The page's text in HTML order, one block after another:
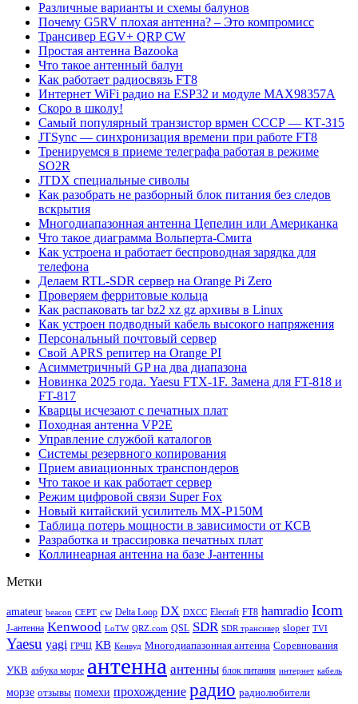
Различные варианты и схемы балунов
Почему G5RV плохая антенна? – Это компромисс
Трансивер EGV+ QRP CW
Простая антенна Bazooka
Что такое антенный балун
Как работает радиосвязь FT8
Интернет WiFi радио на ESP32 и модуле MAX98357A
Скоро в школу!
Самый популярный транзистор врмен СССР — КТ-315
JTSync — синхронизация времени при работе FT8
Тренируемся в приеме телеграфа работая в режиме
SO2R
JTDX специальные сиволы
Как разобрать не разборный блок питания без следов
вскрытия
Многодиапазонная антенна Цепелин или Американка
Что такое диаграмма Вольперта-Смита
Как устроена и работает беспроводная зарядка для
телефона
Делаем RTL-SDR сервер на Orange Pi Zero
Проверяем ферритовые кольца
Как распаковать tar bz2 xz gz архивы в Linux
Как устроен подводный кабель высокого напряжения
Персональный почтовый сервер
Свой APRS репитер на Orange PI
Асимметричный GP на два диапазона
Новинка 2025 года. Yaesu FTX-1F. Замена для FT-818 и
FT-817
Кварцы исчезают с печатных плат
Походная антенна VP2E
Управление службой каталогов
Системы резервного копирования
Прием авиационных транспондеров
Что такое и как работает сервер
Режим цифровой связи Super Fox
Новый китайский усилитель MX-P150M
Таблица потерь мощности в зависимости от КСВ
Разработка и трассировка печатных плат
Коллинеарная антенна на базе J-антенны
Метки
amateur beacon CEPT cw Delta Loop DX DXCC Elecraft FT8 hamradio Icom
J-антенна Kenwood LoTW QRZ.com QSL SDR SDR трансивер sloper TVI
Yaesu yagi ГРЧЦ КВ Кенвуд Многодиапазонная антенна Соревнования
УКВ азбука морзе антенна антенны блок питания интернет кабель
морзе отзывы помехи прохождение радио радиолюбители